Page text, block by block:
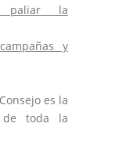
paliar la
y
es la
de toda la